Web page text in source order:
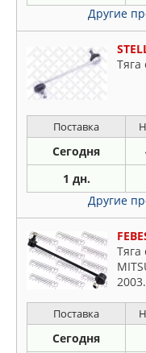
Другие
Тяга
Поставка
Сегодня
1 дн.
Другие
Тяга
Поставка
Сегодня